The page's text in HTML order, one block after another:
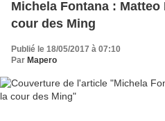
Michela Fontana :
cour des Ming
Publié le 18/05/2017 à 07:10
Par Mapero